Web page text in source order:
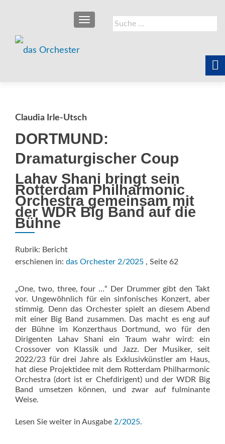
Suche
nach:
SCHALTE NAVIGATION
Claudia Irle-Utsch
DORTMUND:
Dramaturgischer Coup
Lahav Shani bringt sein
Rotterdam Philharmonic
Orchestra gemeinsam mit
der WDR Big Band auf die
Bühne
Rubrik: Bericht
erschienen in: das Orchester 2/2025 , Seite 62
„One, two, three, four …“ Der Drummer gibt den Takt
vor. Ungewöhnlich für ein sinfonisches Konzert, aber
stimmig. Denn das Orchester spielt an diesem Abend
mit einer Big Band zusammen. Das macht es eng auf
der Bühne im Konzerthaus Dortmund, wo für den
Dirigenten Lahav Shani ein Traum wahr wird: ein
Crossover von Klassik und Jazz. Der Musiker, seit
2022/23 für drei Jahre als Exklusivkünstler am Haus,
hat diese Projektidee mit dem Rotterdam Philharmonic
Orchestra (dort ist er Chefdirigent) und der WDR Big
Band umsetzen können, und zwar auf fulminante
Weise.
Lesen Sie weiter in Ausgabe 2/2025.